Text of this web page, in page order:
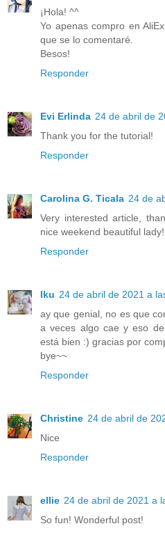
¡Hola! ^^
Yo apenas compro en
que se lo comentaré.
Besos!
Responder
Evi Erlinda 24 de abril de
Thank you for the tutorial!
Responder
Carolina G. Ticala 24 de
Very interested article,
nice weekend beautiful
Responder
Iku 24 de abril de 2021 a
ay que genial, no es que
a veces algo cae y eso
está bien :) gracias por
bye~~
Responder
Christine 24 de abril de
Nice
Responder
ellie 24 de abril de 2021 a
So fun! Wonderful post!